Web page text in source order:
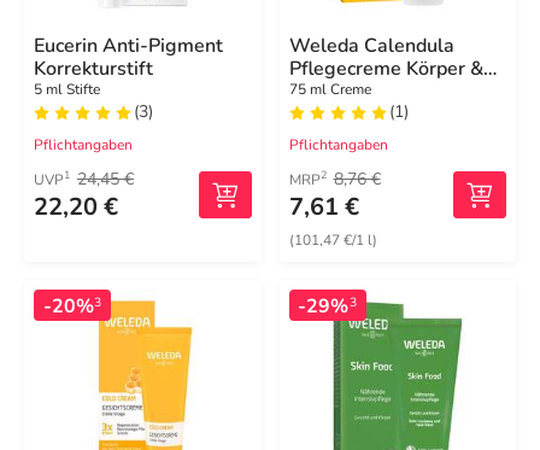
Eucerin Anti-Pigment
Korrekturstift
5 ml Stifte
(3)
Pflichtangaben
UVP1 24,45 €
22,20 €
Weleda Calendula
Pflegecreme Körper &
Gesicht
75 ml Creme
(1)
Pflichtangaben
MRP2 8,76 €
7,61 €
(101,47 €/1 l)
-20%3 -29%3